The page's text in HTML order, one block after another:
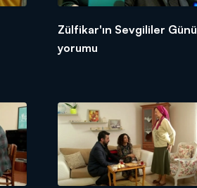
Zülfikar'ın Sevgililer Günü
yorumu